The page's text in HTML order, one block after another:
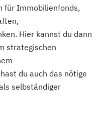
für Immobilienfonds,
Hier kannst du dann
strategischen
du auch das nötige
selbständiger